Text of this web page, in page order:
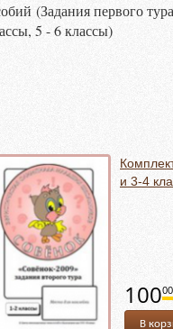
(Задания первого
5 - 6 классы)
и 3-4
10000
В